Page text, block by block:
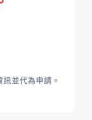
並代為申請。